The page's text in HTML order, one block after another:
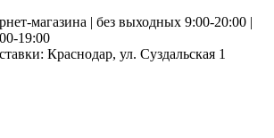
магазина | без выходных 9:00-20:00 |
19:00
Краснодар, ул. Суздальская 1